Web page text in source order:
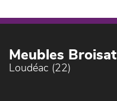
Meubles Broisat
Loudéac (22)